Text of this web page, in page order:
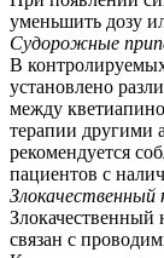
уменьшить дозу
Судорожные
В
установлено
между
терапии другими
рекомендуется
пациентов с
Злокачественный
Злокачественный
связан с